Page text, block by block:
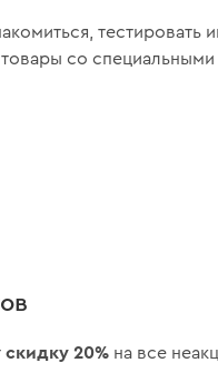
тестировать
со специальными
скидку 20%на все